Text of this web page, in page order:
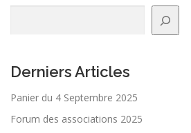
Derniers Articles
Panier du 4 Septembre 2025
Forum des associations 2025